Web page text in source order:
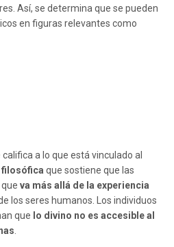
Así, se determina que se pueden
en figuras relevantes como
a lo que está vinculado al
que sostiene que las
va más allá de la experiencia
los seres humanos. Los individuos
que lo divino no es accesible al